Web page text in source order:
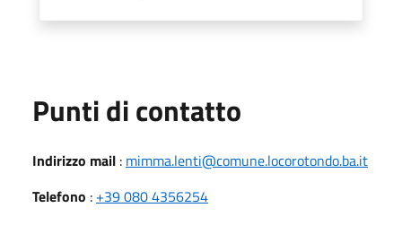
Punti di contatto
Indirizzo mail : mimma.lenti@comune.locorotondo.ba.it
Telefono : +39 080 4356254